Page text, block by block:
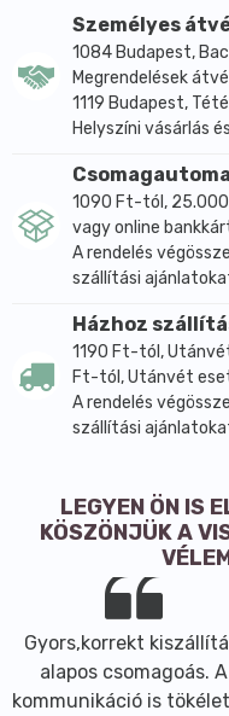
orrlyukba helyezve
Személyes
1084 Budapest,
Megrendelések
1119 Budapest,
Helyszíni vásárlás
1090 Ft-tól,
vagy online
A rendelés
szállítási
Házhoz
1190 Ft-tól,
Ft-tól, Utánvét
A rendelés
szállítási
LEGYEN ÖN IS
KÖSZÖNJÜK A
Gyors,korrekt
alapos csomagoás. A
kommunikáció is